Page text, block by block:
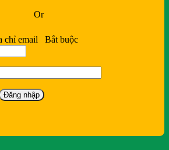
Or
chỉ email Bắt buộc
Đăng nhập